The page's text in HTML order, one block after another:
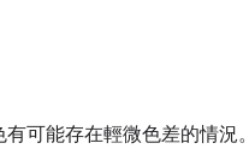
可能存在輕微色差的情況。